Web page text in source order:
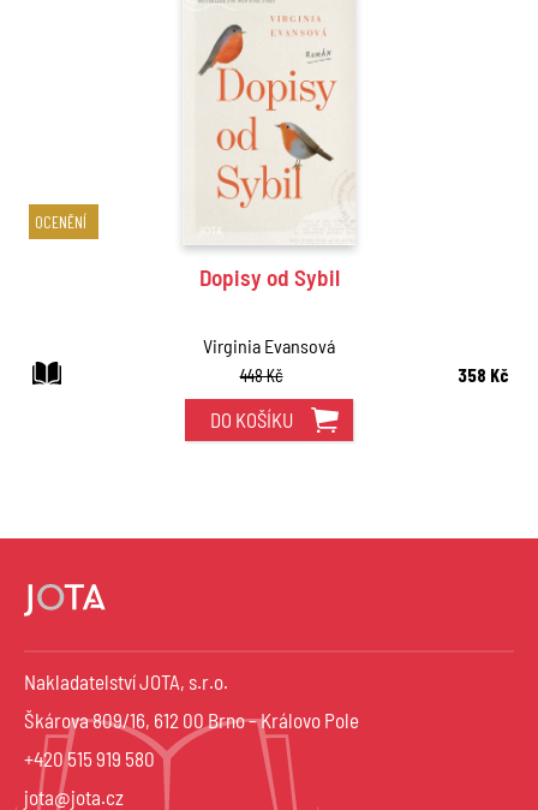
OCENĚNÍ
Dopisy od Sybil
Virginia Evansová
448 Kč
358 Kč
DO KOŠÍKU
Nakladatelství JOTA, s.r.o.
Škárova 809/16, 612 00 Brno – Královo Pole
+420 515 919 580
jota@jota.cz